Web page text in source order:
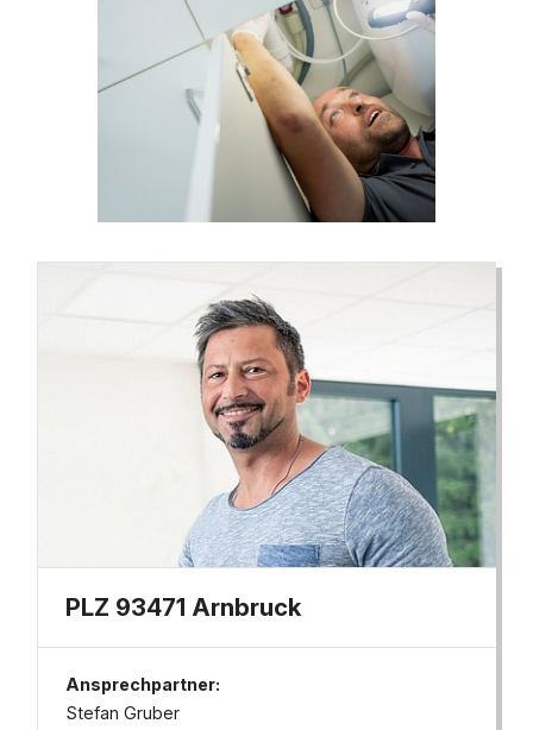
PLZ 93471 Arnbruck
Ansprechpartner:
Stefan Gruber